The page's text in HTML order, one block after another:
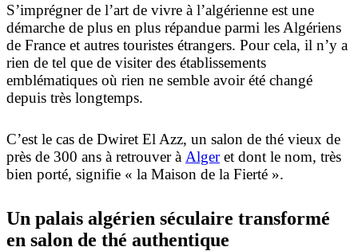
S’imprégner de l’art de vivre à l’algérienne est une
démarche de plus en plus répandue parmi les Algériens
de France et autres touristes étrangers. Pour cela, il n’y a
rien de tel que de visiter des établissements
emblématiques où rien ne semble avoir été changé
depuis très longtemps.
C’est le cas de Dwiret El Azz, un salon de thé vieux de
près de 300 ans à retrouver à Algeret dont le nom, très
bien porté, signifie « la Maison de la Fierté ».
Un palais algérien séculaire transformé
en salon de thé authentique